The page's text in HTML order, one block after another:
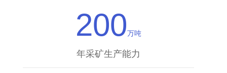
200万吨
年采矿生产能力